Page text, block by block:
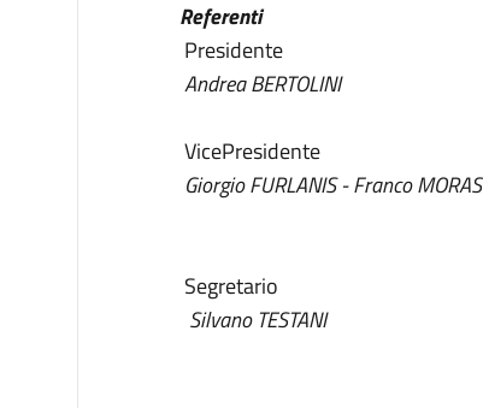
Referenti
Presidente
Andrea BERTOLINI
VicePresidente
Giorgio FURLANIS - Franco MORAS
Segretario
Silvano TESTANI